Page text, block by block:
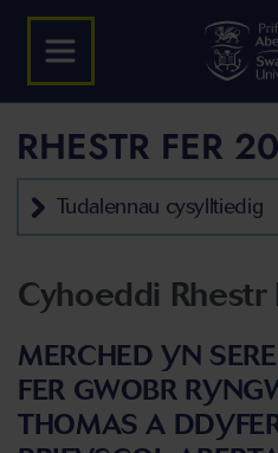
RHESTR FER
Tudalennau cysylltiedig
Cyhoeddi
MERCHED YN
FER GWOBR
THOMAS A